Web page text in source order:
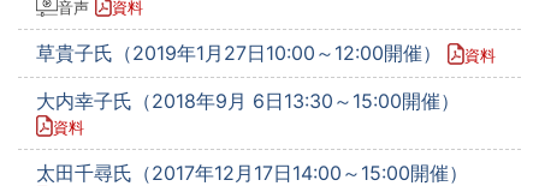
音声 資料
草貴子氏（2019年1月27日10:00～12:00開催） 資料
大内幸子氏（2018年9月 6日13:30～15:00開催）
資料
太田千尋氏（2017年12月17日14:00～15:00開催）